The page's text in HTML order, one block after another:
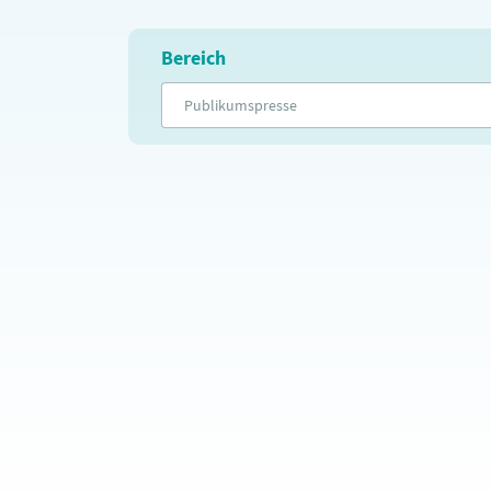
Bereich
Publikumspresse